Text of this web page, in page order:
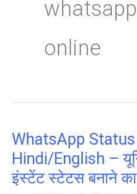
online
WhatsApp
Hindi/English –
इंस्टेंट स्टेटस बनाने